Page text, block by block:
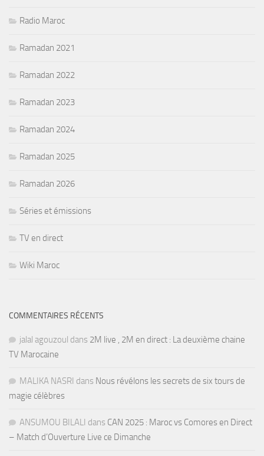
Radio Maroc
Ramadan 2021
Ramadan 2022
Ramadan 2023
Ramadan 2024
Ramadan 2025
Ramadan 2026
Séries et émissions
TV en direct
Wiki Maroc
COMMENTAIRES RÉCENTS
jalal agouzoul dans 2M live , 2M en direct : La deuxième chaine
TV Marocaine
MALIKA NASRI dans Nous révélons les secrets de six tours de
magie célèbres
ANSUMOU BILALI dans CAN 2025 : Maroc vs Comores en Direct
– Match d’Ouverture Live ce Dimanche